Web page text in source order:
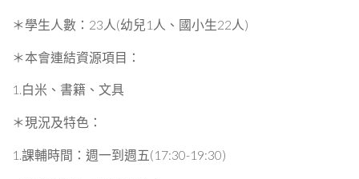
＊學生人數：23人(幼兒1人、國小生22人)
＊本會連結資源項目：
1.白米、書籍、文具
＊現況及特色：
1.課輔時間：週一到週五(17:30-19:30)